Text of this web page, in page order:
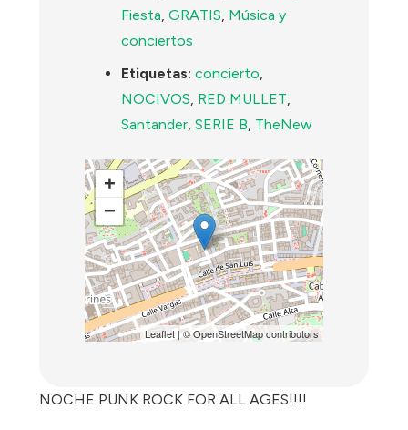
Fiesta,GRATIS, Música y
conciertos
Etiquetas: concierto,
NOCIVOS, RED MULLET,
Santander,SERIE B, TheNew
+
−
Leaflet| ©OpenStreetMapcontributors
NOCHE PUNK ROCK FOR ALL AGES!!!!